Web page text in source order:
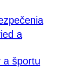
a
a športu